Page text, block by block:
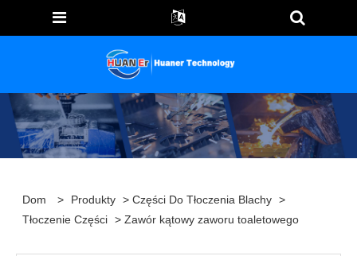
Dom > Produkty >Części Do Tłoczenia Blachy >
Tłoczenie Części > Zawór kątowy zaworu toaletowego